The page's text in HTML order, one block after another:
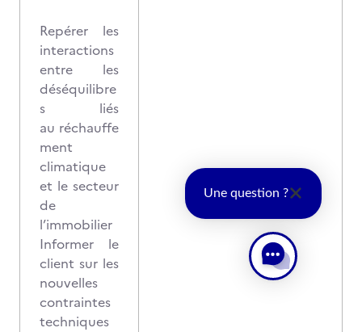
Repérer les
interactions
entre les
déséquilibre
s liés
au réchauffe
ment
climatique
et le secteur
de
l’immobilier
Informer le
client sur les
nouvelles
contraintes
techniques
Une question ?